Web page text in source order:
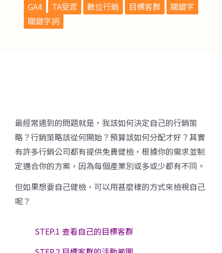
GA4
TA受眾 數位行銷 目標客群
關鍵字
關鍵字詞
最經常遇到的問題就是，我該如何決定自己的行銷策
略？行銷策略該從何開始？預算該如何分配才好？其實
有許多行銷公司都有提供免費健檢，根據你的需求並制
定適合你的方案，因為每個產業別或多或少都有不同。
但如果想要自己健檢，可以用甚麼樣的方式來檢視自己
呢？
STEP.1 查看自己的目標客群